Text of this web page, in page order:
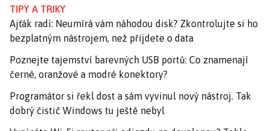
TIPY A TRIKY
Ajťák radí: Neumírá vám náhodou disk? Zkontrolujte si ho
bezplatným nástrojem, než přijdete o data
Poznejte tajemství barevných USB portů: Co znamenají
černé, oranžové a modré konektory?
Programátor si řekl dost a sám vyvinul nový nástroj. Tak
dobrý čistič Windows tu ještě nebyl